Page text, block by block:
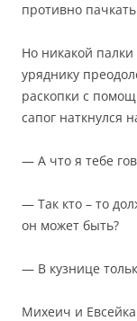
противно
Но никакой
уряднику
раскопки с
сапог наткнулся
— А что я тебе
— Так кто – то
он может быть?
— В кузнице
Михеич и